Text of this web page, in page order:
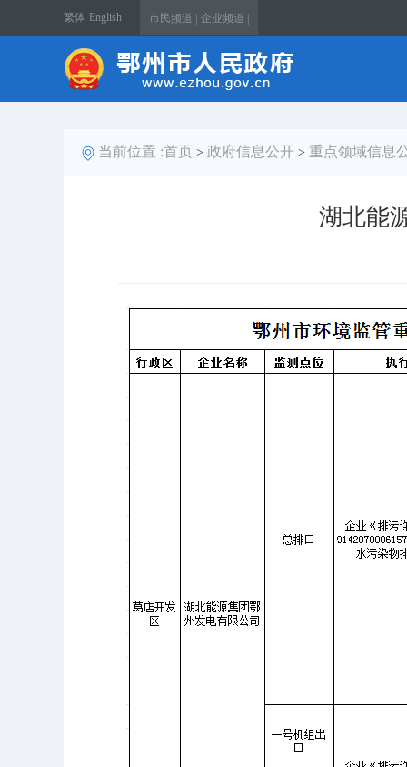
繁体 English 市民频道 | 企业频道 |
当前位置 :首页 > 政府信息公开 > 重点领域信息
湖北能